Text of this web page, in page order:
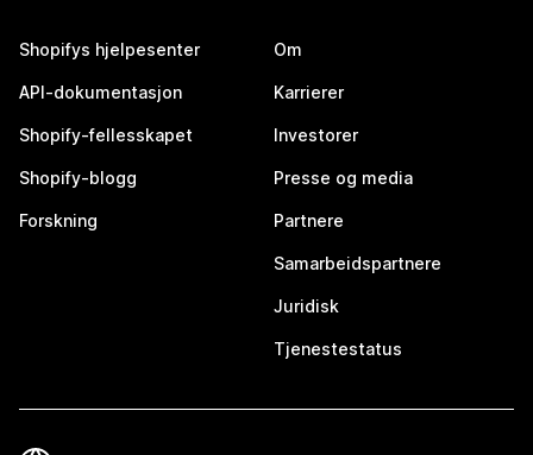
Shopifys hjelpesenter
API-dokumentasjon
Shopify-fellesskapet
Shopify-blogg
Forskning
Om
Karrierer
Investorer
Presse og media
Partnere
Samarbeidspartnere
Juridisk
Tjenestestatus